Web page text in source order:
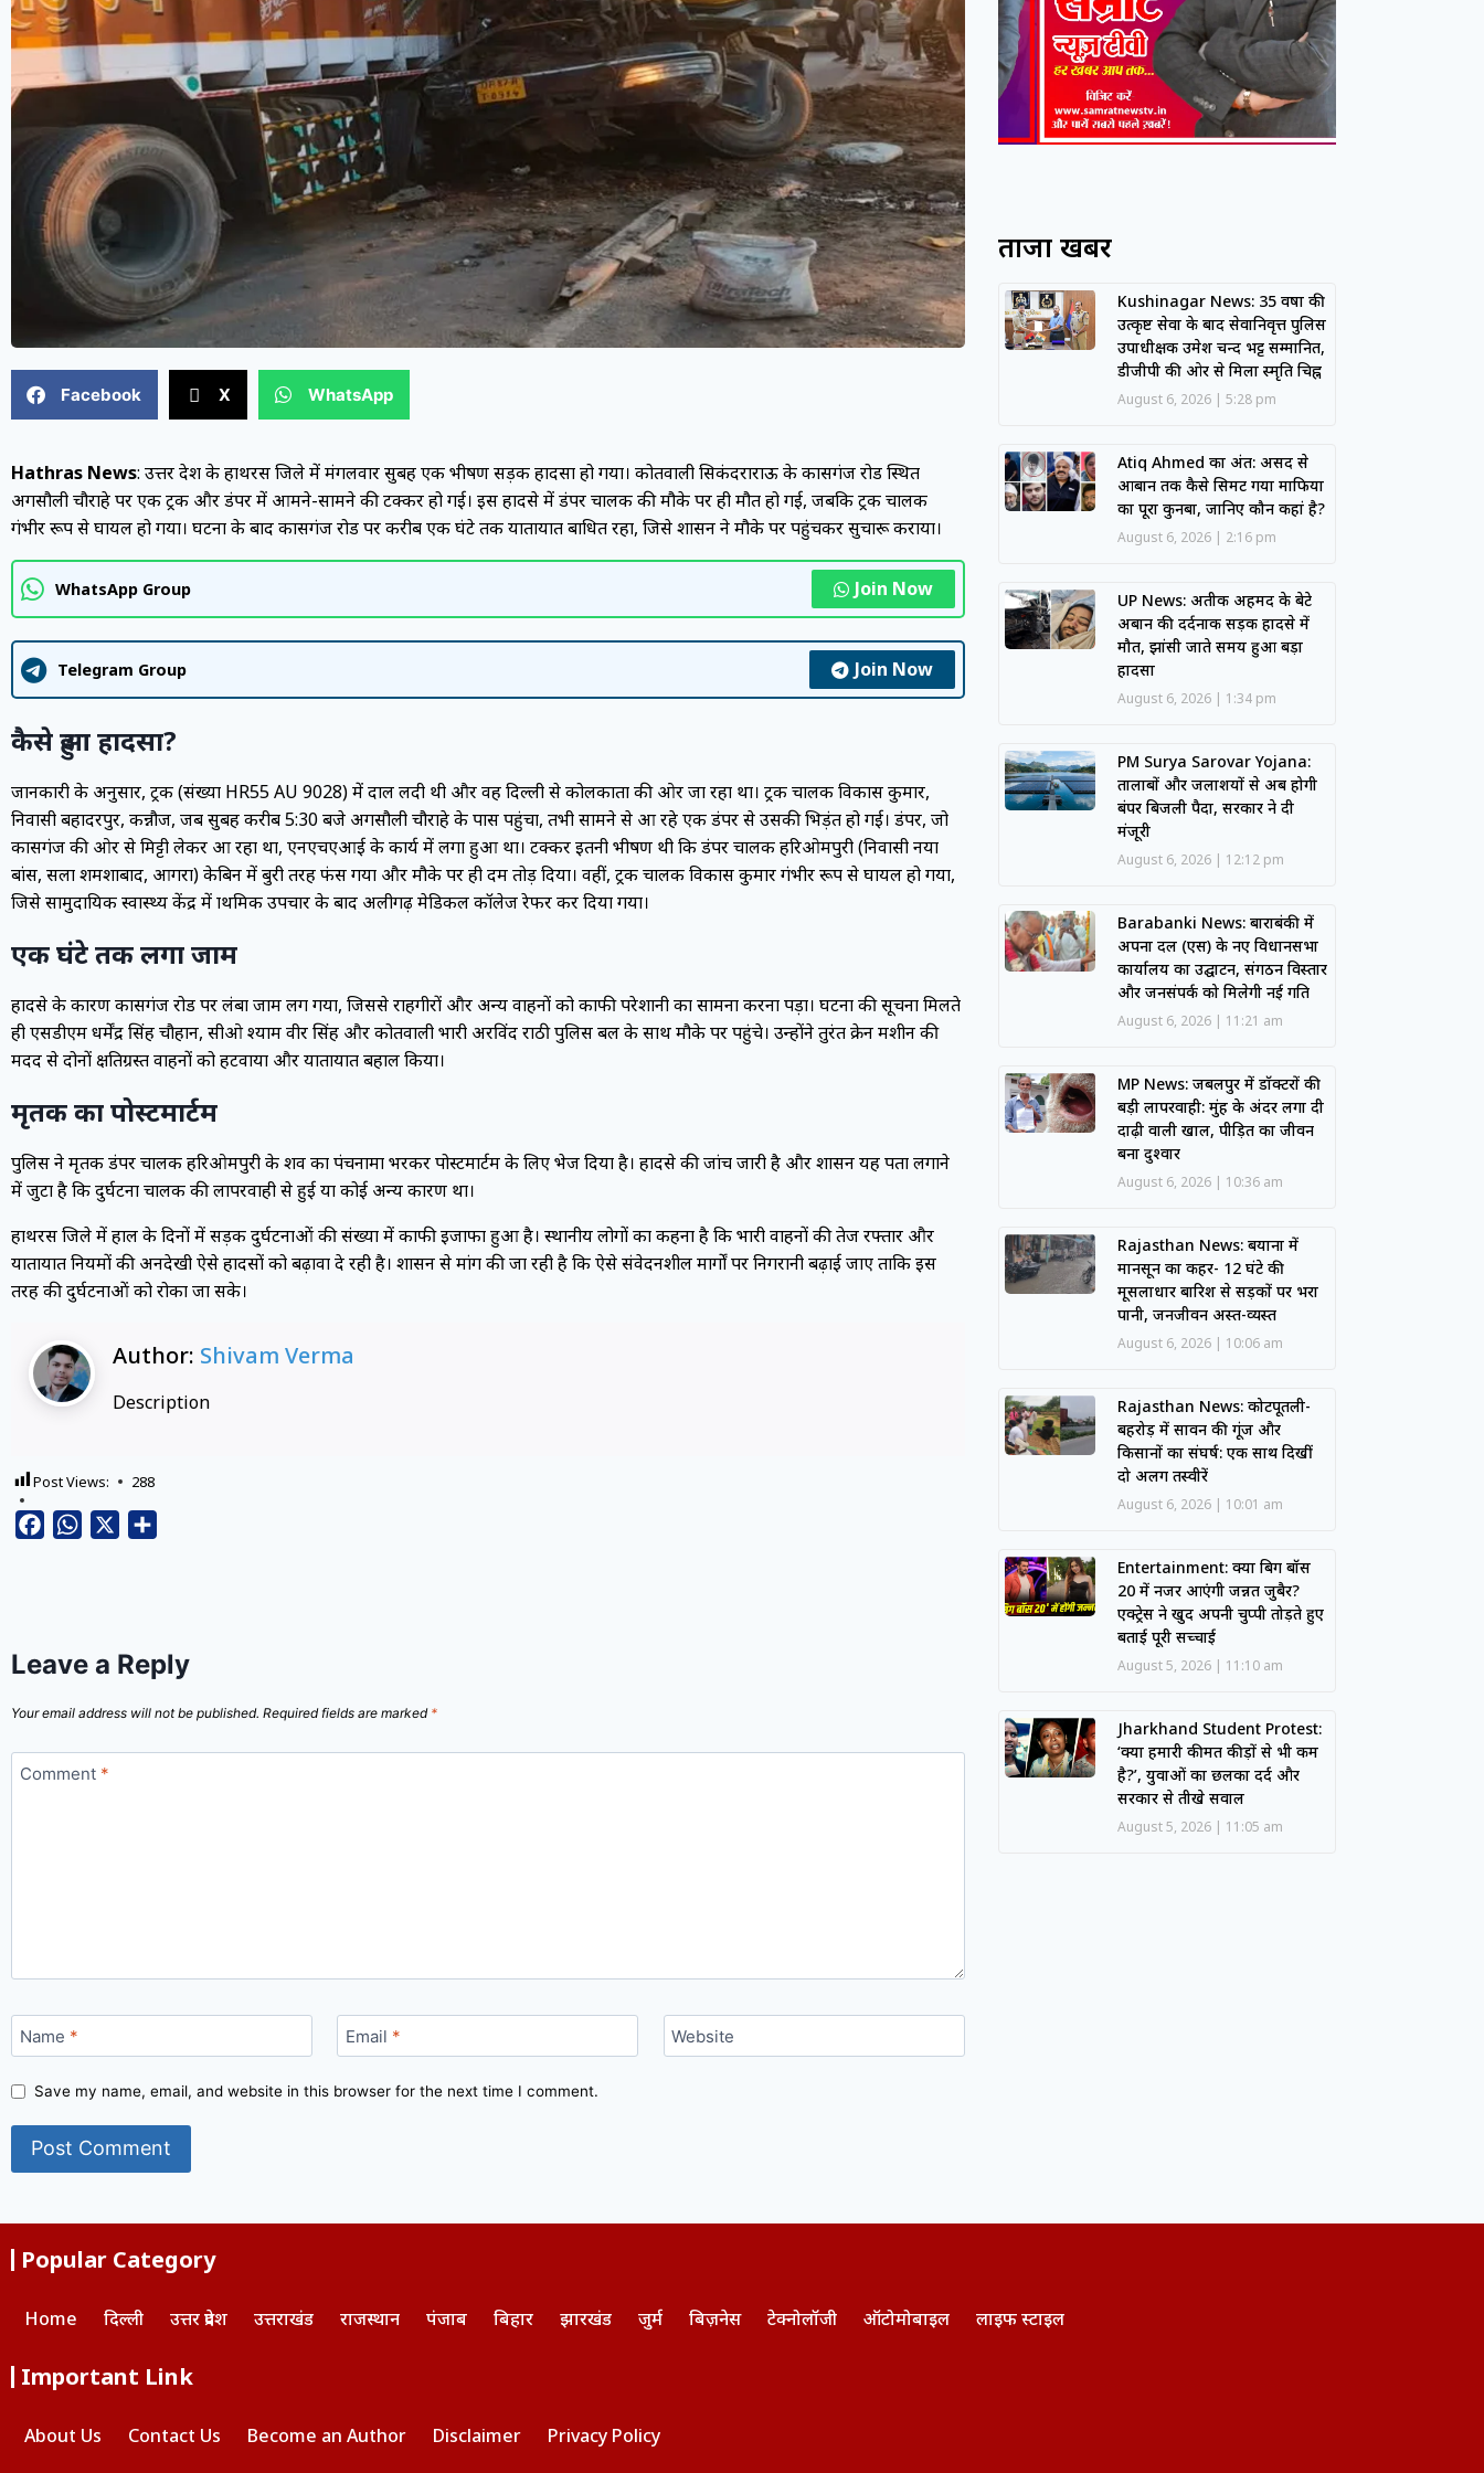
Facebook X WhatsApp
Hathras News: उत्तर प्रदेश के हाथरस जिले में मंगलवार सुबह एक भीषण सड़क हादसा हो गया। कोतवाली सिकंदराराऊ के कासगंज रोड स्थित
अगसौली चौराहे पर एक ट्रक और डंपर में आमने-सामने की टक्कर हो गई। इस हादसे में डंपर चालक की मौके पर ही मौत हो गई, जबकि ट्रक चालक
गंभीर रूप से घायल हो गया। घटना के बाद कासगंज रोड पर करीब एक घंटे तक यातायात बाधित रहा, जिसे प्रशासन ने मौके पर पहुंचकर सुचारू कराया।
WhatsApp Group Join Now
Telegram Group Join Now
कैसे हुआ हादसा?
जानकारी के अनुसार, ट्रक (संख्या HR55 AU 9028) में दाल लदी थी और वह दिल्ली से कोलकाता की ओर जा रहा था। ट्रक चालक विकास कुमार,
निवासी बहादरपुर, कन्नौज, जब सुबह करीब 5:30 बजे अगसौली चौराहे के पास पहुंचा, तभी सामने से आ रहे एक डंपर से उसकी भिड़ंत हो गई। डंपर, जो
कासगंज की ओर से मिट्टी लेकर आ रहा था, एनएचएआई के कार्य में लगा हुआ था। टक्कर इतनी भीषण थी कि डंपर चालक हरिओमपुरी (निवासी नया
बांस, सला शमशाबाद, आगरा) केबिन में बुरी तरह फंस गया और मौके पर ही दम तोड़ दिया। वहीं, ट्रक चालक विकास कुमार गंभीर रूप से घायल हो गया,
जिसे सामुदायिक स्वास्थ्य केंद्र में प्राथमिक उपचार के बाद अलीगढ़ मेडिकल कॉलेज रेफर कर दिया गया।
एक घंटे तक लगा जाम
हादसे के कारण कासगंज रोड पर लंबा जाम लग गया, जिससे राहगीरों और अन्य वाहनों को काफी परेशानी का सामना करना पड़ा। घटना की सूचना मिलते
ही एसडीएम धर्मेंद्र सिंह चौहान, सीओ श्याम वीर सिंह और कोतवाली प्रभारी अरविंद राठी पुलिस बल के साथ मौके पर पहुंचे। उन्होंने तुरंत क्रेन मशीन की
मदद से दोनों क्षतिग्रस्त वाहनों को हटवाया और यातायात बहाल किया।
मृतक का पोस्टमार्टम
पुलिस ने मृतक डंपर चालक हरिओमपुरी के शव का पंचनामा भरकर पोस्टमार्टम के लिए भेज दिया है। हादसे की जांच जारी है और प्रशासन यह पता लगाने
में जुटा है कि दुर्घटना चालक की लापरवाही से हुई या कोई अन्य कारण था।
हाथरस जिले में हाल के दिनों में सड़क दुर्घटनाओं की संख्या में काफी इजाफा हुआ है। स्थानीय लोगों का कहना है कि भारी वाहनों की तेज रफ्तार और
यातायात नियमों की अनदेखी ऐसे हादसों को बढ़ावा दे रही है। प्रशासन से मांग की जा रही है कि ऐसे संवेदनशील मार्गों पर निगरानी बढ़ाई जाए ताकि इस
तरह की दुर्घटनाओं को रोका जा सके।
Author: Shivam Verma
Description
Post Views: 288
FacebookWhatsApp
Leave a Reply
Your email address will not be published. Required fields are marked *
Comment *
Name * Email * Website
Save my name, email, and website in this browser for the next time I comment.
ताजा खबरें
Kushinagar News: 35 वर्षों की
उत्कृष्ट सेवा के बाद सेवानिवृत्त पुलिस
उपाधीक्षक उमेश चन्द भट्ट सम्मानित,
डीजीपी की ओर से मिला स्मृति चिह्न
August 6, 2026 5:28 pm
Atiq Ahmed का अंत: असद से
आबान तक कैसे सिमट गया माफिया
का पूरा कुनबा, जानिए कौन कहां है?
August 6, 2026 2:16 pm
UP News: अतीक अहमद के बेटे
अबान की दर्दनाक सड़क हादसे में
मौत, झांसी जाते समय हुआ बड़ा
हादसा
August 6, 2026 1:34 pm
PM Surya Sarovar Yojana:
तालाबों और जलाशयों से अब होगी
बंपर बिजली पैदा, सरकार ने दी
मंजूरी
August 6, 2026 12:12 pm
Barabanki News: बाराबंकी में
अपना दल (एस) के नए विधानसभा
कार्यालय का उद्घाटन, संगठन विस्तार
और जनसंपर्क को मिलेगी नई गति
August 6, 2026 11:21 am
MP News: जबलपुर में डॉक्टरों की
बड़ी लापरवाही: मुंह के अंदर लगा दी
दाढ़ी वाली खाल, पीड़ित का जीवन
बना दुश्वार
August 6, 2026 10:36 am
Rajasthan News: बयाना में
मानसून का कहर- 12 घंटे की
मूसलाधार बारिश से सड़कों पर भरा
पानी, जनजीवन अस्त-व्यस्त
August 6, 2026 10:06 am
Rajasthan News: कोटपूतली-
बहरोड़ में सावन की गूंज और
किसानों का संघर्ष: एक साथ दिखीं
दो अलग तस्वीरें
August 6, 2026 10:01 am
Entertainment: क्या बिग बॉस
20 में नजर आएंगी जन्नत जुबैर?
एक्ट्रेस ने खुद अपनी चुप्पी तोड़ते हुए
बताई पूरी सच्चाई
August 5, 2026 11:10 am
Jharkhand Student Protest:
‘क्या हमारी कीमत कीड़ों से भी कम
है?’, युवाओं का छलका दर्द और
सरकार से तीखे सवाल
August 5, 2026 11:05 am
Popular Category
Home दिल्ली उत्तर प्रदेश उत्तराखंड राजस्थान पंजाब बिहार झारखंड जुर्म बिज़नेस टेक्नोलॉजी ऑटोमोबाइल लाइफ स्टाइल
Important Link
About Us Contact Us Become an Author Disclaimer Privacy Policy